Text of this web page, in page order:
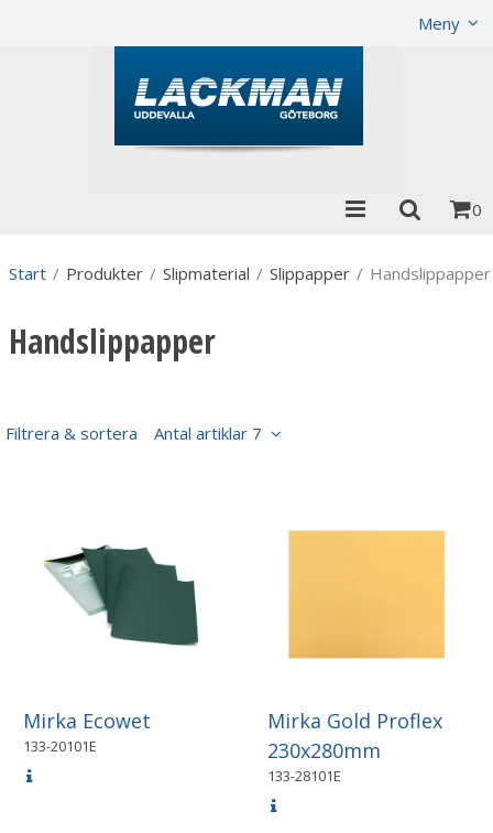
Meny
0
Start / Produkter / Slipmaterial / Slippapper / Handslippapper
Handslippapper
Filtrera & sortera Antal artiklar 7
Mirka Ecowet
133-20101E
Mirka Gold Proflex
230x280mm
133-28101E